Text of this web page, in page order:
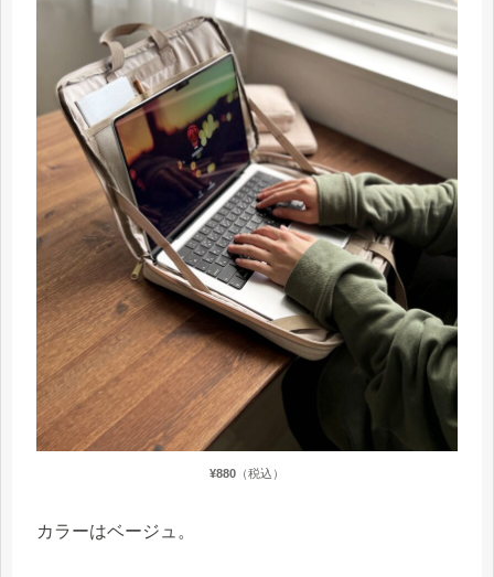
¥880 （税込）
カラーはベージュ。